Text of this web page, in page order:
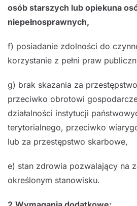
osób starszych lub opiekuna
niepełnosprawnych,
f) posiadanie zdolności do
korzystanie z pełni praw
g) brak skazania za
przeciwko obrotowi
działalności instytucji
terytorialnego, przeciwko
lub za przestępstwo skarbowe,
e) stan zdrowia pozwalający na
określonym stanowisku.